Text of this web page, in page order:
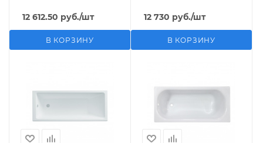
12 612.50 руб./шт
В КОРЗИНУ
12 730 руб./шт
В КОРЗИНУ